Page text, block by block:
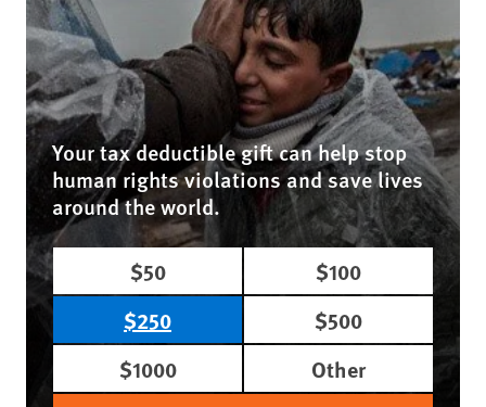
Your tax deductible gift can help stop
human rights violations and save lives
around the world.
$50
$100
$250
$500
$1000
Other